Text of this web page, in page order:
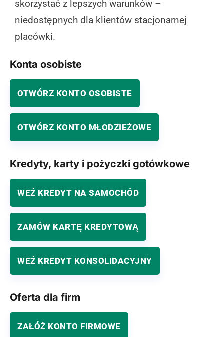
skorzystać z lepszych warunków –
niedostępnych dla klientów stacjonarnej
placówki.
Konta osobiste
OTWÓRZ KONTO OSOBISTE
OTWÓRZ KONTO MŁODZIEŻOWE
Kredyty, karty i pożyczki gotówkowe
WEŹ KREDYT NA SAMOCHÓD
ZAMÓW KARTĘ KREDYTOWĄ
WEŹ KREDYT KONSOLIDACYJNY
Oferta dla firm
ZAŁÓŻ KONTO FIRMOWE